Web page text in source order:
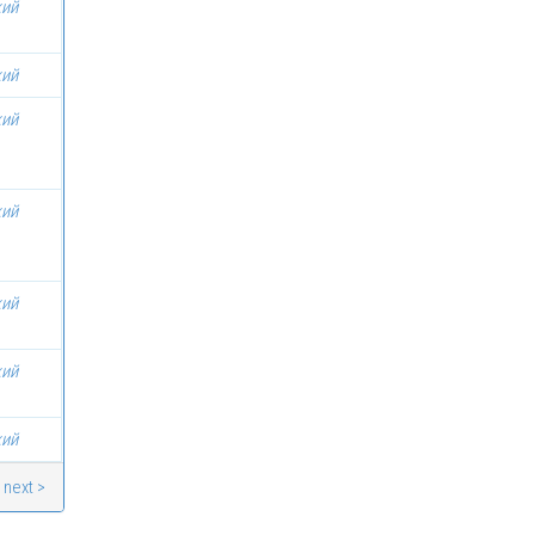
next >